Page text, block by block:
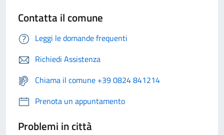
Contatta il comune
Leggi le domande frequenti
Richiedi Assistenza
Chiama il comune +39 0824 841214
Prenota un appuntamento
Problemi in città